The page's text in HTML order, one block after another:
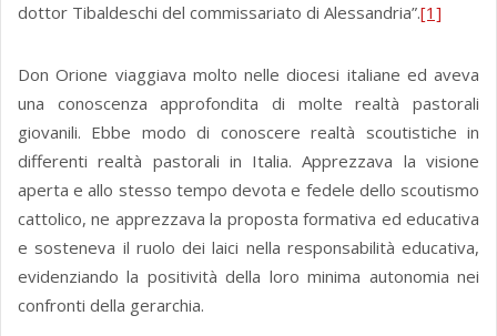
dottor Tibaldeschi del commissariato di Alessandria”.[1]
Don Orione viaggiava molto nelle diocesi italiane ed aveva
una conoscenza approfondita di molte realtà pastorali
giovanili. Ebbe modo di conoscere realtà scoutistiche in
differenti realtà pastorali in Italia. Apprezzava la visione
aperta e allo stesso tempo devota e fedele dello scoutismo
cattolico, ne apprezzava la proposta formativa ed educativa
e sosteneva il ruolo dei laici nella responsabilità educativa,
evidenziando la positività della loro minima autonomia nei
confronti della gerarchia.